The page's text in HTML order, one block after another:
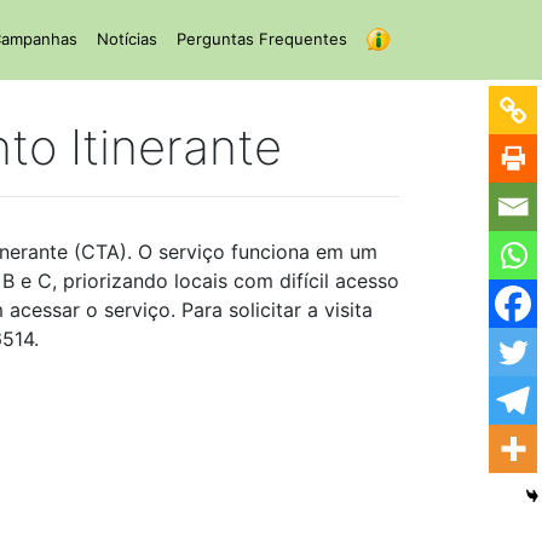
Notícias Perguntas Frequentes
Itinerante
(CTA). O serviço funciona em um
e C, priorizando locais com difícil acesso
o serviço. Para solicitar a visita